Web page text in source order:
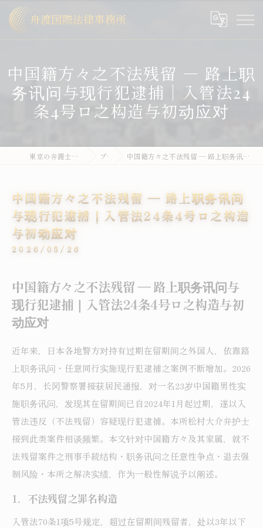
中国籍方々之不法残留 ― 路上职
务讯问与现行犯逮捕｜入管法24
条4号ロ之构造与初动应对
東京の弁護士なら舟渡国際法律事務所 ブログ 中国籍方々之不法残留 ― 路上职务讯问与现行犯逮捕｜入管法24条4号ロ之构造与初动应对
中国籍方々之不法残留 ― 路上职务讯问
与现行犯逮捕｜入管法24条4号ロ之构造
与初动应对
2026/05/26
中国籍方々之不法残留 ― 路上职务讯问与
现行犯逮捕｜入管法24条4号ロ之构造与初
动应对
近年来，日本各地警方对持有过期在留期间之外国人，依靠路
上职务讯问・任意同行实施现行犯逮捕之案例不断增加。2026
年5月，长冈警察署接获居民通报，对一名23岁中国籍男性实
施职务讯问，发现其在留期间已自2024年1月起过期，遂以入
管法违反（不法残留）容疑现行犯逮捕。本所松村大介弁护士
接到此类案件相谈频繁。本文针对中国籍方々及其家属，就不
法残留案件之刑事手続结构・职务讯问之任意性争点・退去强
制风险・本所之解决实绩，作为一般性解说予以阐述。
1．不法残留之罪名构造
入管法70条1项5号规定，超过在留期间残留者，处以3年以下